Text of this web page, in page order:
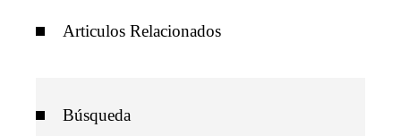
Articulos Relacionados
Búsqueda